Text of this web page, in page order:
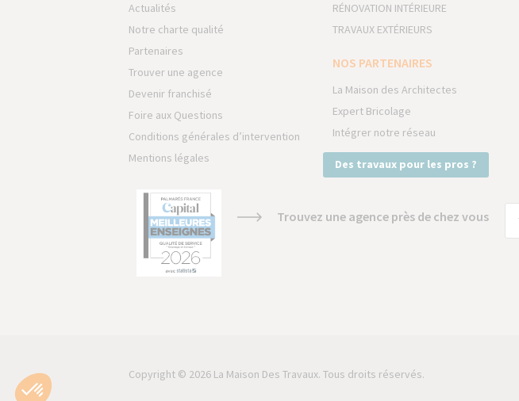
Actualités
Notre charte qualité
Partenaires
Trouver une agence
Devenir franchisé
Foire aux Questions
Conditions générales d’intervention
Mentions légales
RÉNOVATION INTÉRIEURE
TRAVAUX EXTÉRIEURS
NOS PARTENAIRES
La Maison des Architectes
Expert Bricolage
Intégrer notre réseau
Des travaux pour les pros ?
Trouvez une agence près de chez vous
Copyright © 2026 La Maison Des Travaux. Tous droits réservés.